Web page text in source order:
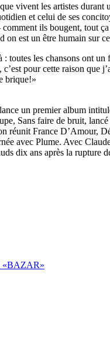
vivent les artistes durant
et celui de ses
ils bougent, tout
on est un être humain sur
: toutes les chansons ont
pour cette raison que
brique!»
un premier album
Sans faire de bruit, lancé
réunit France D’Amour,
avec Plume. Avec
dix ans après la rupture
«BAZAR»